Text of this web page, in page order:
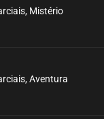
Mistério
Aventura